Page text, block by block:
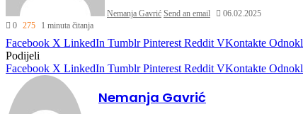
Nemanja Gavrić Send an email
06.02.2025
0 275 1 minuta čitanja
Facebook X LinkedIn Tumblr Pinterest Reddit VKontakte
Podijeli
Facebook X LinkedIn Tumblr Pinterest Reddit VKontakte
Nemanja Gavrić